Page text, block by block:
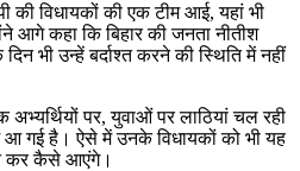
की विधायकों की एक टीम आई, यहां भी
आगे कहा कि बिहार की जनता नीतीश
भी उन्हें बर्दाश्त करने की स्थिति में नहीं
पर, युवाओं पर लाठियां चल रही
आ गई है। ऐसे में उनके विधायकों को भी यह
कर कैसे आएंगे।